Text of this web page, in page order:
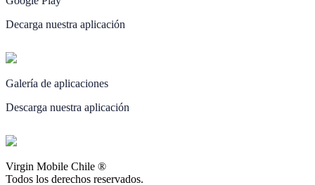
Decarga nuestra aplicación
Galería de aplicaciones
Descarga nuestra aplicación
Virgin Mobile Chile ®
Todos los derechos reservados.